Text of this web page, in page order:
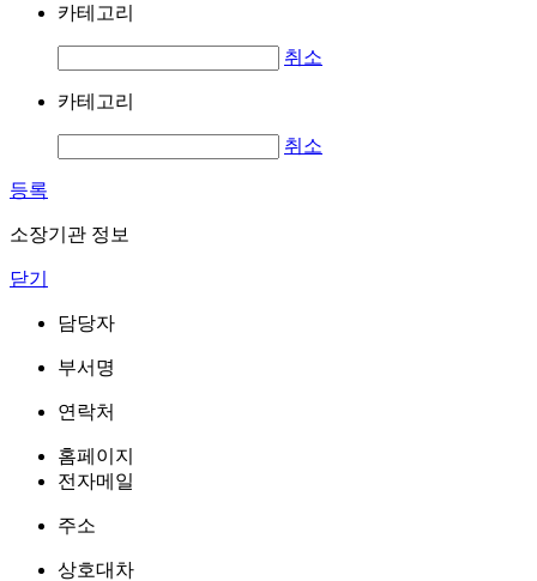
카테고리
취소
카테고리
취소
등록
소장기관 정보
닫기
담당자
부서명
연락처
홈페이지
전자메일
주소
상호대차